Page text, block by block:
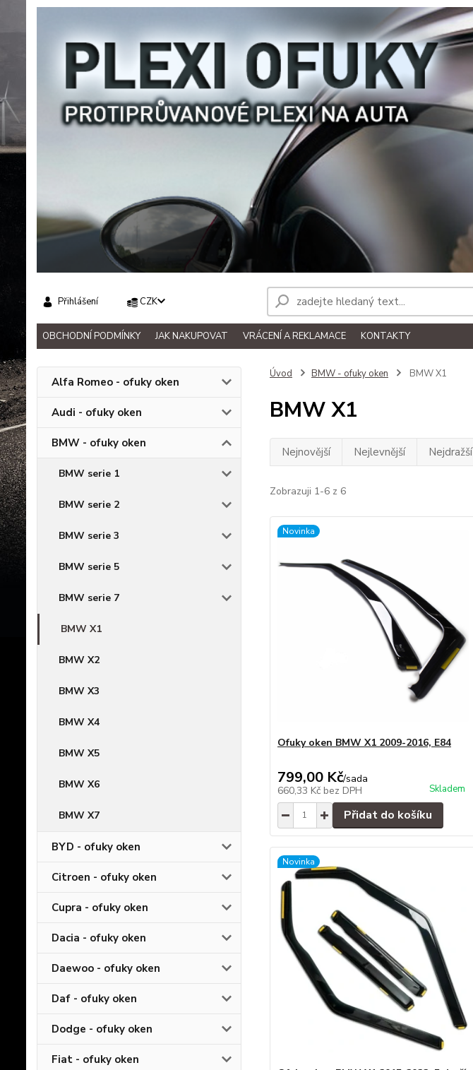
OBCHODNÍ PODMÍNKY JAK NAKUPOVAT VRÁCENÍ A REKLAMACE KONTAKTY
CZK
Přihlášení
Alfa Romeo - ofuky oken
Audi - ofuky oken
BMW - ofuky oken
BMW serie 1
BMW serie 2
BMW serie 3
BMW serie 5
BMW serie 7
BMW X1
BMW X2
BMW X3
BMW X4
BMW X5
BMW X6
BMW X7
BYD - ofuky oken
Citroen - ofuky oken
Cupra - ofuky oken
Dacia - ofuky oken
Daewoo - ofuky oken
Daf - ofuky oken
Dodge - ofuky oken
Fiat - ofuky oken
Úvod BMW - ofuky oken BMW X1
BMW X1
Nejnovější Nejlevnější Nejdražší
Zobrazuji 1-6 z 6
Novinka
Ofuky oken BMW X1 2009-2016, E84
799,00 Kč/sada
660,33 Kč bez DPH Skladem
Přidat do košíku
Novinka